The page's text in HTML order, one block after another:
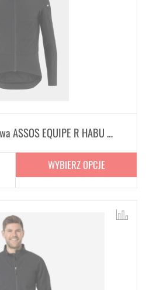
Zimowa kurtka rowerowa ASSOS EQUIPE R HABU Winter Jacket S9 Black
WYBIERZ OPCJE